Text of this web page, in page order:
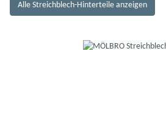
Alle Streichblech-Hinterteile anzeigen
Bildergalerie überspringen